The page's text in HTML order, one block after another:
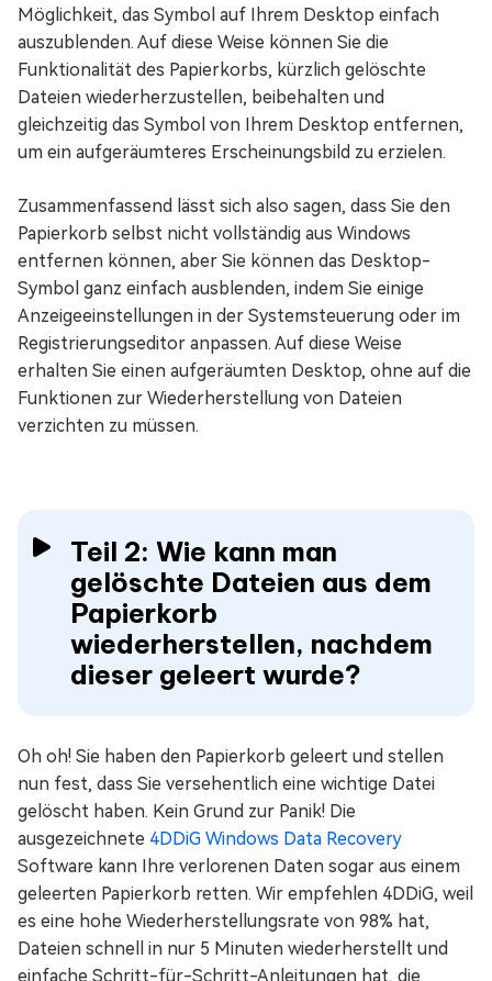
Möglichkeit, das Symbol auf Ihrem Desktop einfach
auszublenden. Auf diese Weise können Sie die
Funktionalität des Papierkorbs, kürzlich gelöschte
Dateien wiederherzustellen, beibehalten und
gleichzeitig das Symbol von Ihrem Desktop entfernen,
um ein aufgeräumteres Erscheinungsbild zu erzielen.
Zusammenfassend lässt sich also sagen, dass Sie den
Papierkorb selbst nicht vollständig aus Windows
entfernen können, aber Sie können das Desktop-
Symbol ganz einfach ausblenden, indem Sie einige
Anzeigeeinstellungen in der Systemsteuerung oder im
Registrierungseditor anpassen. Auf diese Weise
erhalten Sie einen aufgeräumten Desktop, ohne auf die
Funktionen zur Wiederherstellung von Dateien
verzichten zu müssen.
Teil 2: Wie kann man
gelöschte Dateien aus dem
Papierkorb
wiederherstellen, nachdem
dieser geleert wurde?
Oh oh! Sie haben den Papierkorb geleert und stellen
nun fest, dass Sie versehentlich eine wichtige Datei
gelöscht haben. Kein Grund zur Panik! Die
ausgezeichnete 4DDiG Windows Data Recovery
Software kann Ihre verlorenen Daten sogar aus einem
geleerten Papierkorb retten. Wir empfehlen 4DDiG, weil
es eine hohe Wiederherstellungsrate von 98% hat,
Dateien schnell in nur 5 Minuten wiederherstellt und
einfache Schritt-für-Schritt-Anleitungen hat, die